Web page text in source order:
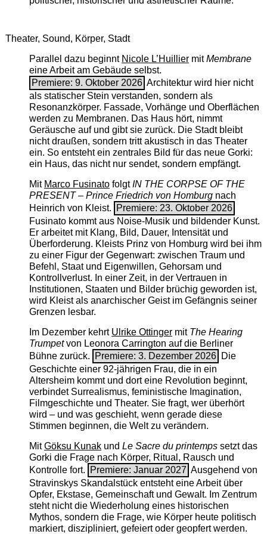
Theater, Sound, Körper, Stadt
Parallel dazu beginnt Nicole L’Huilliermit ­Membrane
eine Arbeit am Gebäude selbst.
Premiere: 9. Oktober 2026 Architektur wird hier nicht
als statischer Stein verstanden, sondern als
Resonanzkörper. Fassade, Vorhänge und Oberflächen
werden zu Membranen. Das Haus hört, nimmt
Geräusche auf und gibt sie zurück. Die Stadt bleibt
nicht draußen, sondern tritt akustisch in das Theater
ein. So entsteht ein zentrales Bild für das neue Gorki:
ein Haus, das nicht nur sendet, sondern empfängt.
Mit Marco FusinatofolgtIN THE CORPSE OF THE
PRESENT – Prince Friedrich von Homburgnach
Heinrich von Kleist.
Premiere: 23. Oktober 2026
Fusinato kommt aus Noise-Musik und bildender Kunst.
Er arbeitet mit Klang, Bild, Dauer, Intensität und
Überforderung. Kleists Prinz von Homburg wird bei ihm
zu einer Figur der Gegenwart: zwischen Traum und
Befehl, Staat und Eigenwillen, Gehorsam und
Kontrollverlust. In einer Zeit, in der Vertrauen in
Institutionen, Staaten und Bilder brüchig geworden ist,
wird Kleist als anarchischer Geist im Gefängnis seiner
Grenzen lesbar.
Im Dezember kehrt Ulrike Ottingermit The ­Hearing
Trumpetvon Leonora Carrington auf die Berliner
Bühne zurück.
Premiere: 3. Dezember 2026 Die
Geschichte einer 92-jährigen Frau, die in ein
Altersheim kommt und dort eine Revolution beginnt,
verbindet Surrealismus, feministische Imagination,
Filmgeschichte und Theater. Sie fragt, wer überhört
wird – und was geschieht, wenn gerade diese
Stimmen beginnen, die Welt zu verändern.
MitGöksu Kunakund Le Sacre du printempssetzt das
Gorki die Frage nach Körper, Ritual, Rausch und
Kontrolle fort.
Premiere: Januar 2027 Ausgehend von
Stravinskys Skandalstück entsteht eine Arbeit über
Opfer, Ekstase, Gemeinschaft und Gewalt. Im Zentrum
steht nicht die Wiederholung eines historischen
Mythos, sondern die Frage, wie Körper heute politisch
markiert, diszipliniert, gefeiert oder geopfert werden.